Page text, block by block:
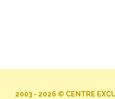
2003 - 2026 © CENTRE